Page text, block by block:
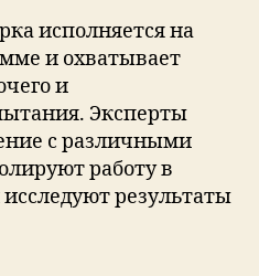
исполняется на
и охватывает
и
Эксперты
с различными
работу в
результаты